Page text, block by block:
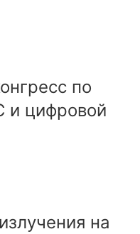
по
и цифровой
на